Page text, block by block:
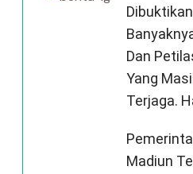
Dan
Yang
Terjaga.
Madiun